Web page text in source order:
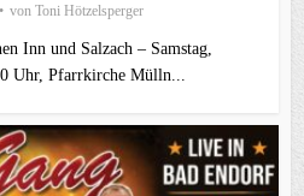
von Toni Hötzelsperger
Inn und Salzach – Samstag,
Uhr, Pfarrkirche Mülln...